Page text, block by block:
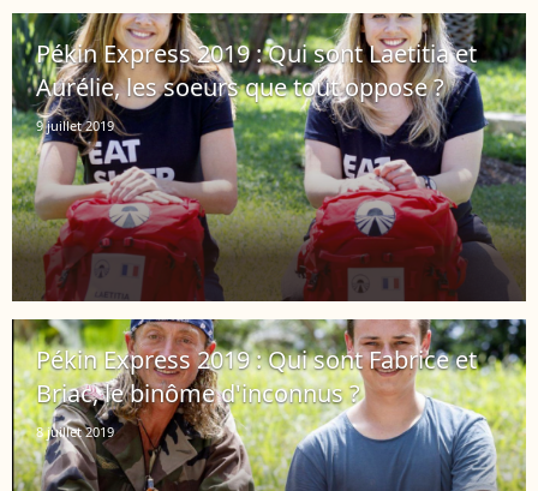
Pékin Express 2019 : Qui sont Laetitia et
Aurélie, les soeurs que tout oppose ?
9 juillet 2019
Pékin Express 2019 : Qui sont Fabrice et
Briac, le binôme d'inconnus ?
8 juillet 2019